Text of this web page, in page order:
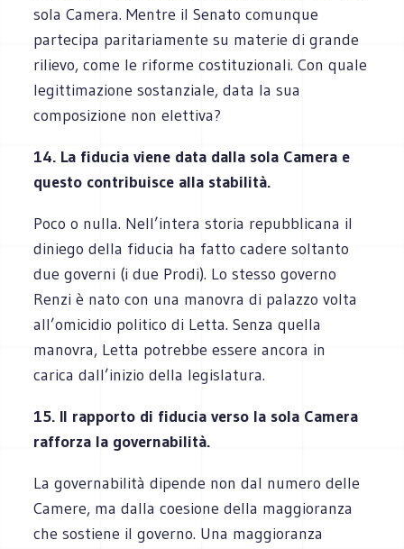
sola Camera. Mentre il Senato comunque
partecipa paritariamente su materie di grande
rilievo, come le riforme costituzionali. Con quale
legittimazione sostanziale, data la sua
composizione non elettiva?
14. La fiducia viene data dalla sola Camera e
questo contribuisce alla stabilità.
Poco o nulla. Nell’intera storia repubblicana il
diniego della fiducia ha fatto cadere soltanto
due governi (i due Prodi). Lo stesso governo
Renzi è nato con una manovra di palazzo volta
all’omicidio politico di Letta. Senza quella
manovra, Letta potrebbe essere ancora in
carica dall’inizio della legislatura.
15. Il rapporto di fiducia verso la sola Camera
rafforza la governabilità.
La governabilità dipende non dal numero delle
Camere, ma dalla coesione della maggioranza
che sostiene il governo. Una maggioranza